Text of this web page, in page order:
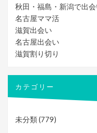
秋田・福島・新潟で出
名古屋ママ活
滋賀出会い
名古屋出会い
滋賀割り切り
カテゴリー
未分類(779)